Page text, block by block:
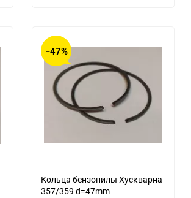
−47%
Кольца бензопилы Хускварна
357/359 d=47mm